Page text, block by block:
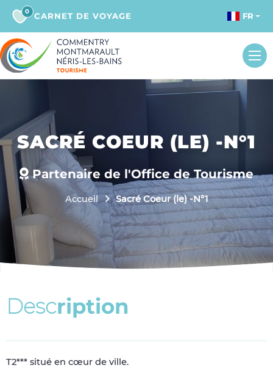
0 CARNET DE VOYAGE FR
SACRÉ COEUR (LE) -N°1
Partenaire de l'Office de Tourisme
Accueil Sacré Coeur (le) -N°1
Description
T2*** situé en cœur de ville.